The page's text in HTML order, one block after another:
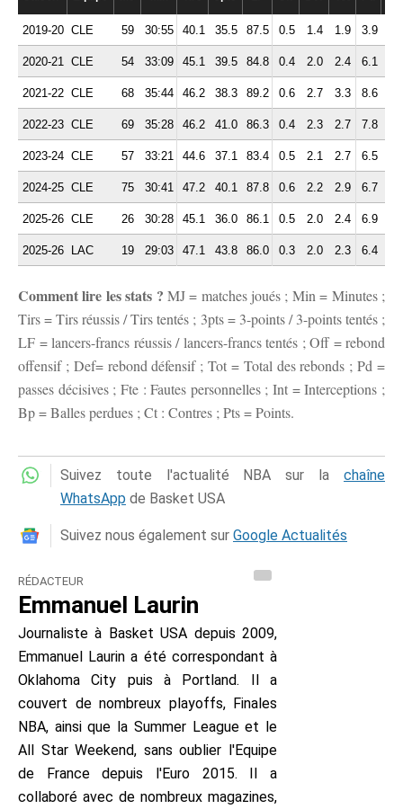
2019-20 CLE 59 30:55 40.1 35.5 87.5 0.5 1.4 1.9 3.9
2020-21 CLE 54 33:09 45.1 39.5 84.8 0.4 2.0 2.4 6.1
2021-22 CLE 68 35:44 46.2 38.3 89.2 0.6 2.7 3.3 8.6
2022-23 CLE 69 35:28 46.2 41.0 86.3 0.4 2.3 2.7 7.8
2023-24 CLE 57 33:21 44.6 37.1 83.4 0.5 2.1 2.7 6.5
2024-25 CLE 75 30:41 47.2 40.1 87.8 0.6 2.2 2.9 6.7
2025-26 CLE 26 30:28 45.1 36.0 86.1 0.5 2.0 2.4 6.9
2025-26 LAC 19 29:03 47.1 43.8 86.0 0.3 2.0 2.3 6.4
Comment lire les stats ? MJ = matches joués ; Min = Minutes ;
Tirs = Tirs réussis / Tirs tentés ; 3pts = 3-points / 3-points tentés ;
LF = lancers-francs réussis / lancers-francs tentés ; Off = rebond
offensif ; Def= rebond défensif ; Tot = Total des rebonds ; Pd =
passes décisives ; Fte : Fautes personnelles ; Int = Interceptions ;
Bp = Balles perdues ; Ct : Contres ; Pts = Points.
Suivez toute l'actualité NBA sur la chaîne
WhatsApp de Basket USA
Suivez nous également sur Google Actualités
RÉDACTEUR
Emmanuel Laurin
Journaliste à Basket USA depuis 2009,
Emmanuel Laurin a été correspondant à
Oklahoma City puis à Portland. Il a
couvert de nombreux playoffs, Finales
NBA, ainsi que la Summer League et le
All Star Weekend, sans oublier l'Equipe
de France depuis l'Euro 2015. Il a
collaboré avec de nombreux magazines,